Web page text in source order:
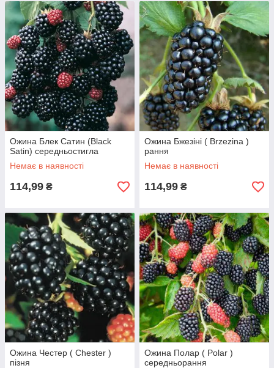
Ожина Блек Сатин (Black
Satin) середньостигла
Немає в наявності
114,99 ₴
Ожина Бжезіні ( Brzezina )
рання
Немає в наявності
114,99 ₴
Ожина Честер ( Chester )
пізня
Ожина Полар ( Polar )
середньорання